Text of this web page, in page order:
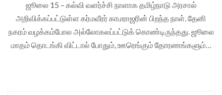
ஜூலை 15 – கல்வி வளர்ச்சி நாளாக தமிழ்நாடு அரசால்
அறிவிக்கப்பட்டுள்ள கர்மவீரர் காமராஜரின் பிறந்த நாள். தேனி
நகரம் வழக்கம்போல அல்லோகலப்பட்டுக் கொண்டிருந்தது. ஜூலை
மாதம் தொடங்கி விட்டால் போதும், ஊரெங்கும் தோரணங்களும்…